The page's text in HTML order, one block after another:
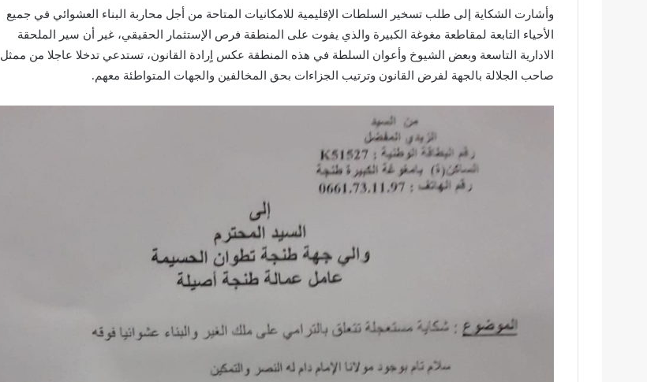
وأشارت الشكاية إلى طلب تسخير السلطات الإقليمية للامكانيات المتاحة من أجل محاربة البناء العشوائي في جميع
الأحياء التابعة لمقاطعة مغوغة الكبيرة والذي يفوت على المنطقة فرص الإستثمار الحقيقي، غير أن سير الملحقة
الادارية التاسعة وبعض الشيوخ وأعوان السلطة في هذه المنطقة عكس اٍرادة القانون، تستدعي تدخلا عاجلا من ممثل
صاحب الجلالة بالجهة لفرض القانون وترتيب الجزاءات بحق المخالفين والجهات المتواطئة معهم.